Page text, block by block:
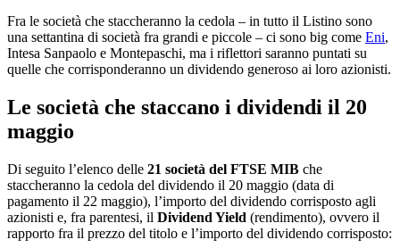
Fra le società che staccheranno la cedola – in tutto il Listino sono
una settantina di società fra grandi e piccole – ci sono big come Eni,
Intesa Sanpaolo e Montepaschi, ma i riflettori saranno puntati su
quelle che corrisponderanno un dividendo generoso ai loro azionisti.
Le società che staccano i dividendi il 20
maggio
Di seguito l’elenco delle 21 società del FTSE MIB che
staccheranno la cedola del dividendo il 20 maggio (data di
pagamento il 22 maggio), l’importo del dividendo corrisposto agli
azionisti e, fra parentesi, il Dividend Yield (rendimento), ovvero il
rapporto fra il prezzo del titolo e l’importo del dividendo corrisposto: